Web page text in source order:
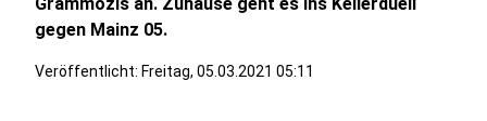
gegen Mainz 05.
Veröffentlicht: Freitag, 05.03.2021 05:11